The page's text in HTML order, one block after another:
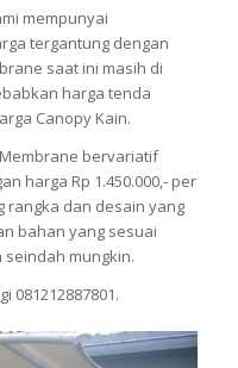
mempunyai
tergantung dengan
saat ini masih di
harga tenda
Canopy Kain.
bervariatif
harga Rp 1.450.000,- per
rangka dan desain yang
bahan yang sesuai
mungkin.
081212887801.